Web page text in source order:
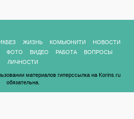
ЖИЗНЬ КОМЬЮНИТИ
НОВОСТИ
ФОТО ВИДЕО РАБОТА
ВОПРОСЫ
ЛИЧНОСТИ
материалов гиперссылка на Korins.ru
обязательна.